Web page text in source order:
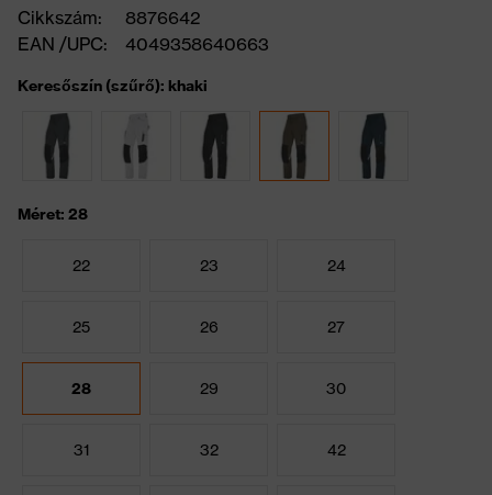
Cikkszám:
8876642
EAN /UPC:
4049358640663
Keresőszín (szűrő): khaki
Méret: 28
22 23 24
25 26 27
28 29 30
31 32 42